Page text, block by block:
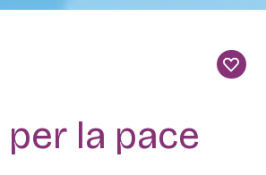
per la pace